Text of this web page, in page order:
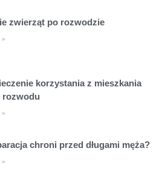
zwierząt po rozwodzie
»
korzystania z mieszkania
rozwodu
»
chroni przed długami męża?
»